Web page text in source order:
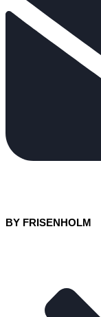
BY FRISENHOLM